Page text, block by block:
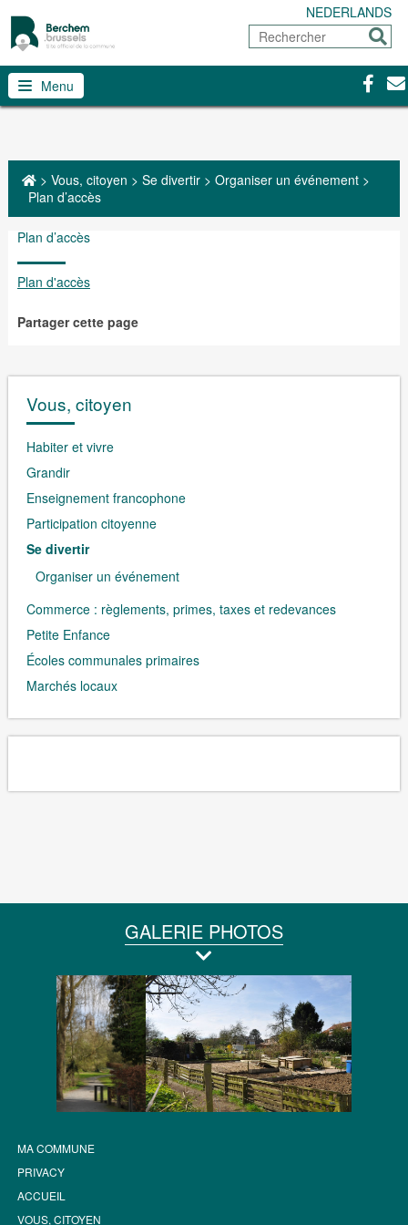
NEDERLANDS
Rechercher
Menu
> Vous, citoyen > Se divertir> Organiser un événement>
Plan d’accès
Plan d’accès
Plan d'accès
Partager cette page
Vous, citoyen
Habiter et vivre
Grandir
Enseignement francophone
Participation citoyenne
Se divertir
Organiser un événement
Commerce : règlements, primes, taxes et redevances
Petite Enfance
Écoles communales primaires
Marchés locaux
GALERIE PHOTOS
MA COMMUNE
PRIVACY
ACCUEIL
VOUS, CITOYEN